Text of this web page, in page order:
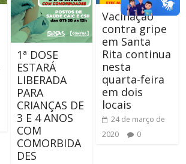
1ª DOSE
ESTARÁ
LIBERADA
PARA
CRIANÇAS DE
3 E 4 ANOS
COM
COMORBIDA
DES
Vacinação
contra gripe
em Santa
Rita continua
nesta
quarta-feira
em dois
locais
24 de março de
2020
0